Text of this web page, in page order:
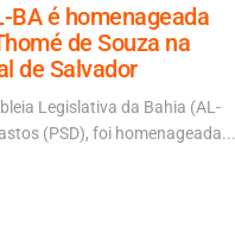
BA é homenageada
de Souza na
de Salvador
Legislativa da Bahia (AL-
(PSD), foi homenageada...